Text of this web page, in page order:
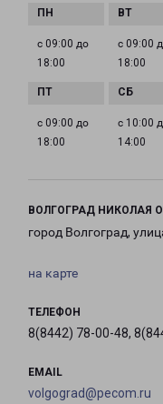
с 09:00 до
18:00
с 09:00
18:00
с 09:00 до
18:00
с 10:00
14:00
ВОЛГОГРАД НИКОЛАЯ
город Волгоград,
на карте
ТЕЛЕФОН
8(8442) 78-00-48,
EMAIL
volgograd@pecom.ru